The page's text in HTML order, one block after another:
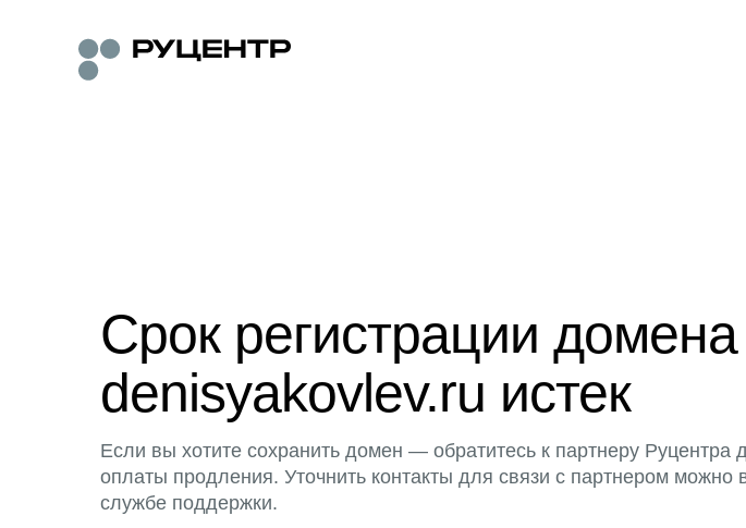
Срок регистрации домена
denisyakovlev.ru истек
Если вы хотите сохранить домен — обратитесь к партнеру Руцентра
оплаты продления. Уточнить контакты для связи с партнером можно
службе поддержки.